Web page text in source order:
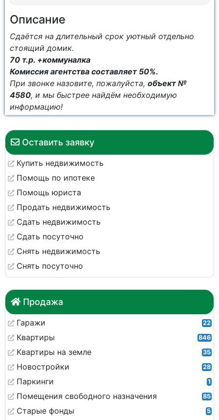
Оставить заявку
Купить недвижимость
Помощь по ипотеке
Помощь юриста
Продать недвижимость
Сдать недвижимость
Сдать посуточно
Снять недвижимость
Снять посуточно
Продажа
Гаражи 22
Квартиры 846
Квартиры на земле 35
Новостройки 28
Паркинги 1
Помещения свободного назначения 85
Старые фонды 5
Описание
Сдаётся на длительный срок уютный отдельно
стоящий домик.
70 т.р. +коммуналка
Комиссия агентства составляет 50%.
При звонке назовите, пожалуйста, объект №
4580, и мы быстрее найдём необходимую
информацию!